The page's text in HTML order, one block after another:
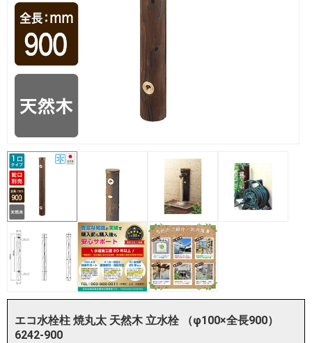
エコ水栓柱 焼丸太 天然木 立水栓 （φ100×全長900）
6242-900